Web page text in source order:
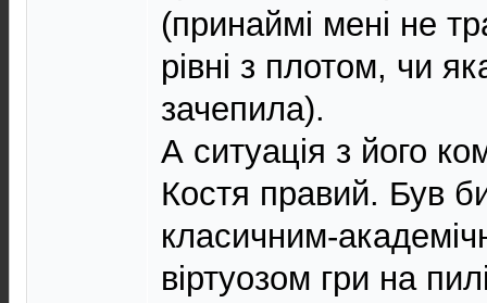
(принаймі мені не
рівні з плотом, чи
зачепила).
А ситуація з його
Костя правий. Був
класичним-
віртуозом гри на